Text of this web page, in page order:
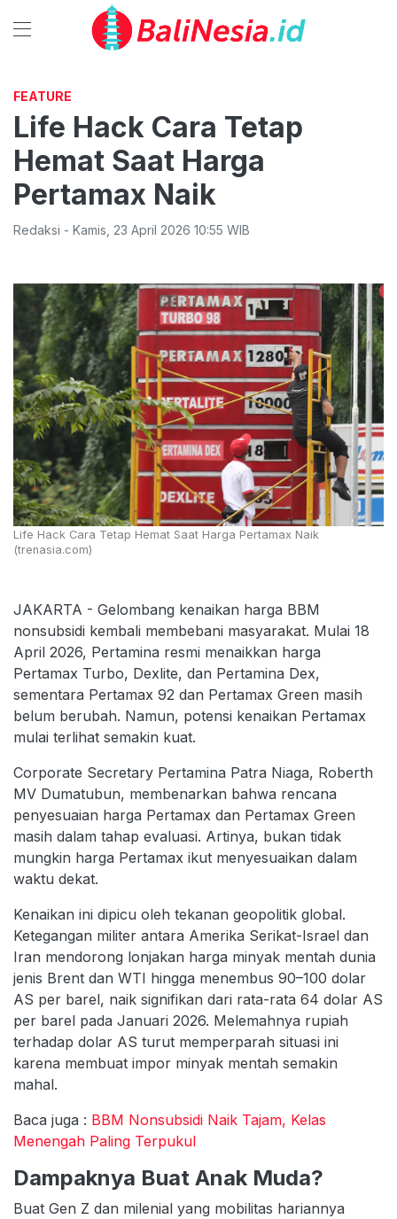
FEATURE
Life Hack Cara Tetap
Hemat Saat Harga
Pertamax Naik
Redaksi - Kamis 23 April 2026 10:55 WIB
Life Hack Cara Tetap Hemat Saat Harga Pertamax Naik
(trenasia.com)
JAKARTA - Gelombang kenaikan harga BBM
nonsubsidi kembali membebani masyarakat. Mulai 18
April 2026, Pertamina resmi menaikkan harga
Pertamax Turbo, Dexlite, dan Pertamina Dex,
sementara Pertamax 92 dan Pertamax Green masih
belum berubah. Namun, potensi kenaikan Pertamax
mulai terlihat semakin kuat.
Corporate Secretary Pertamina Patra Niaga, Roberth
MV Dumatubun, membenarkan bahwa rencana
penyesuaian harga Pertamax dan Pertamax Green
masih dalam tahap evaluasi. Artinya, bukan tidak
mungkin harga Pertamax ikut menyesuaikan dalam
waktu dekat.
Kenaikan ini dipicu oleh tekanan geopolitik global.
Ketegangan militer antara Amerika Serikat-Israel dan
Iran mendorong lonjakan harga minyak mentah dunia
jenis Brent dan WTI hingga menembus 90–100 dolar
AS per barel, naik signifikan dari rata-rata 64 dolar AS
per barel pada Januari 2026. Melemahnya rupiah
terhadap dolar AS turut memperparah situasi ini
karena membuat impor minyak mentah semakin
mahal.
Baca juga : BBM Nonsubsidi Naik Tajam, Kelas
Menengah Paling Terpukul
Dampaknya Buat Anak Muda?
Buat Gen Z dan milenial yang mobilitas hariannya